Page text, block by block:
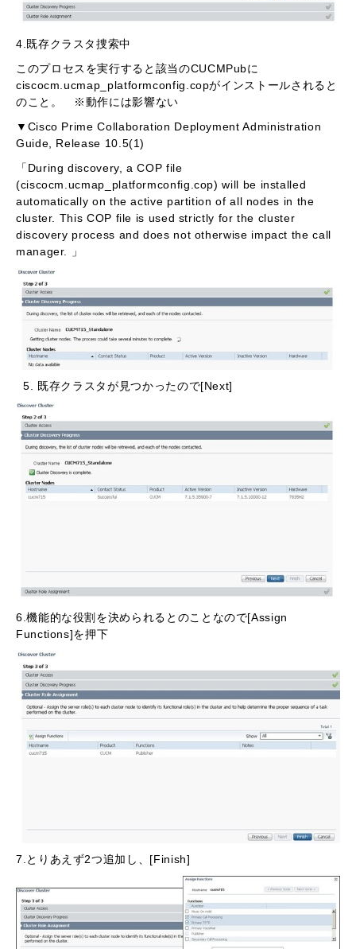
4.既存クラスタ捜索中
このプロセスを実行すると該当のCUCMPubに
ciscocm.ucmap_platformconfig.copがインストールされると
のこと。 ※動作には影響ない
▼Cisco Prime Collaboration Deployment Administration
Guide, Release 10.5(1)
「During discovery, a COP file
(ciscocm.ucmap_platformconfig.cop) will be installed
automatically on the active partition of all nodes in the
cluster. This COP file is used strictly for the cluster
discovery process and does not otherwise impact the call
manager. 」
5. 既存クラスタが見つかったので[Next]
6.機能的な役割を決められるとのことなので[Assign
Functions]を押下
7.とりあえず2つ追加し、[Finish]